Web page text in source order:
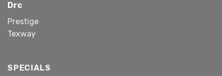
Drc
Prestige
Texway
SPECIALS